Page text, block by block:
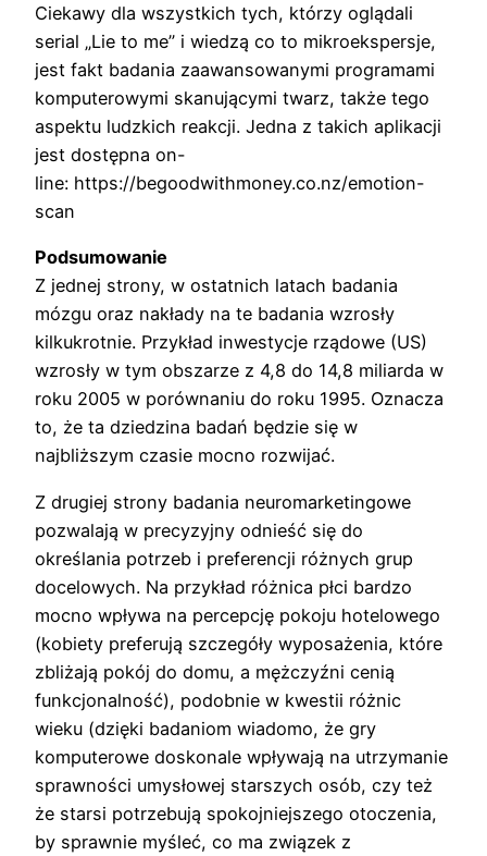
Ciekawy dla wszystkich tych, którzy oglądali
serial „Lie to me” i wiedzą co to mikroekspersje,
jest fakt badania zaawansowanymi programami
komputerowymi skanującymi twarz, także tego
aspektu ludzkich reakcji. Jedna z takich aplikacji
jest dostępna on-
line: https://begoodwithmoney.co.nz/emotion-
scan
Podsumowanie
Z jednej strony, w ostatnich latach badania
mózgu oraz nakłady na te badania wzrosły
kilkukrotnie. Przykład inwestycje rządowe (US)
wzrosły w tym obszarze z 4,8 do 14,8 miliarda w
roku 2005 w porównaniu do roku 1995. Oznacza
to, że ta dziedzina badań będzie się w
najbliższym czasie mocno rozwijać.
Z drugiej strony badania neuromarketingowe
pozwalają w precyzyjny odnieść się do
określania potrzeb i preferencji różnych grup
docelowych. Na przykład różnica płci bardzo
mocno wpływa na percepcję pokoju hotelowego
(kobiety preferują szczegóły wyposażenia, które
zbliżają pokój do domu, a mężczyźni cenią
funkcjonalność), podobnie w kwestii różnic
wieku (dzięki badaniom wiadomo, że gry
komputerowe doskonale wpływają na utrzymanie
sprawności umysłowej starszych osób, czy też
że starsi potrzebują spokojniejszego otoczenia,
by sprawnie myśleć, co ma związek z